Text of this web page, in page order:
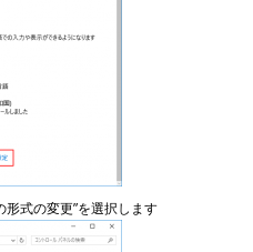
形式の変更”を選択します